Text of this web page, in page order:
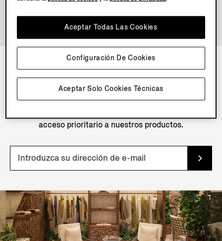
NEWSLETTER
Suscríbete a nuestra newsletter para recibir
acceso prioritario a nuestros productos.
Aceptar Solo Cookies Técnicas
Aceptar Todas Las Cookies
Configuración De Cookies